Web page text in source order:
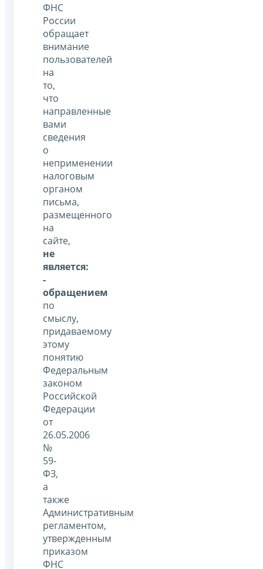
ФНС
России
обращает
внимание
пользователей
на
то,
что
направленные
вами
сведения
о
неприменении
налоговым
органом
письма,
размещенного
на
сайте,
не
является:
-
обращением
по
смыслу,
придаваемому
этому
понятию
Федеральным
законом
Российской
Федерации
от
26.05.2006
№
59-
ФЗ,
а
также
Административным
регламентом,
утвержденным
приказом
ФНС